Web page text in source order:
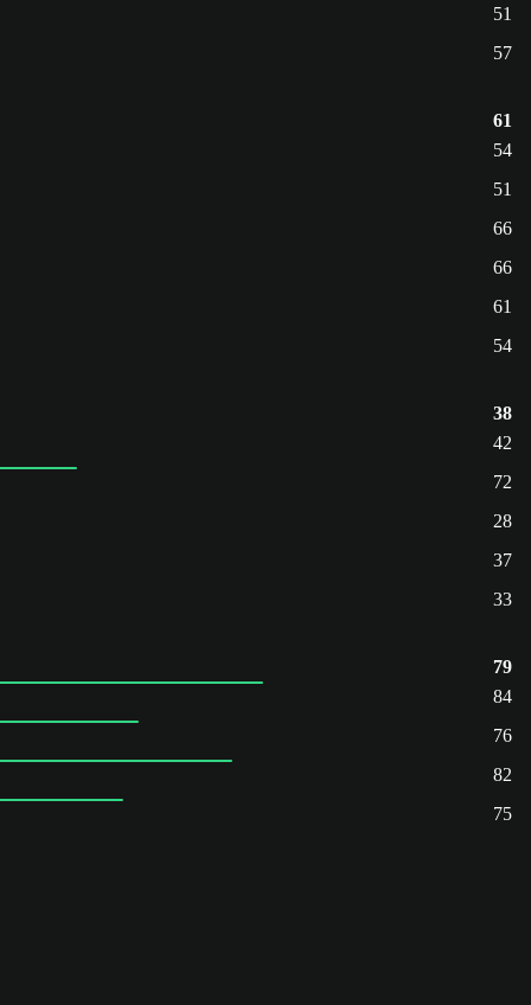
51
57
61
54
51
66
66
61
54
38
42
72
28
37
33
79
84
76
82
75